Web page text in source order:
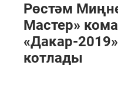
Рөстәм
Мастер»
«Дакар-
котлады